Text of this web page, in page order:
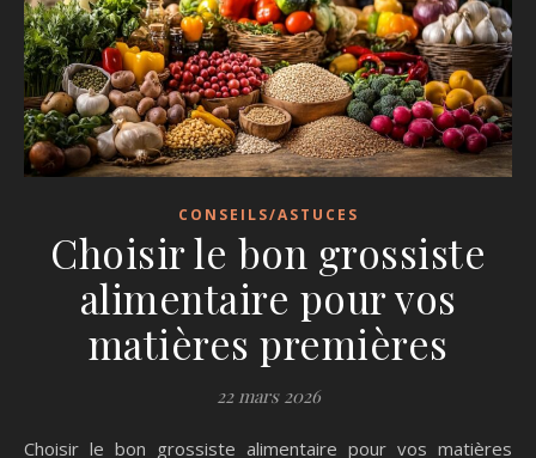
CONSEILS/ASTUCES
Choisir le bon grossiste
alimentaire pour vos
matières premières
22 mars 2026
Choisir le bon grossiste alimentaire pour vos matières